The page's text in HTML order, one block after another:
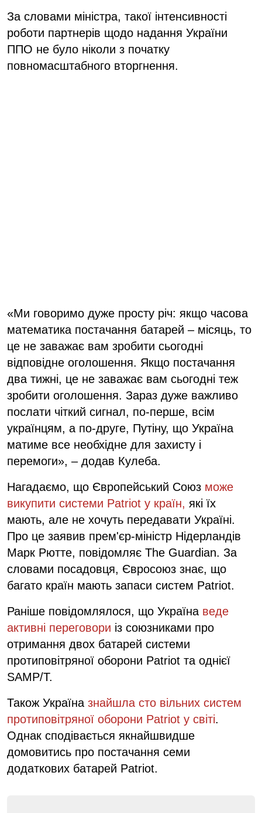
За словами міністра, такої інтенсивності
роботи партнерів щодо надання України
ППО не було ніколи з початку
повномасштабного вторгнення.
«Ми говоримо дуже просту річ: якщо часова
математика постачання батарей – місяць, то
це не заважає вам зробити сьогодні
відповідне оголошення. Якщо постачання
два тижні, це не заважає вам сьогодні теж
зробити оголошення. Зараз дуже важливо
послати чіткий сигнал, по-перше, всім
українцям, а по-друге, Путіну, що Україна
матиме все необхідне для захисту і
перемоги», – додав Кулеба.
Нагадаємо, що Європейський Союз може
викупити системи Patriot у країн, які їх
мають, але не хочуть передавати Україні.
Про це заявив прем'єр-міністр Нідерландів
Марк Рютте, повідомляє The Guardian. За
словами посадовця, Євросоюз знає, що
багато країн мають запаси систем Patriot.
Раніше повідомлялося, що Україна веде
активні переговори із союзниками про
отримання двох батарей системи
протиповітряної оборони Patriot та однієї
SAMP/T.
Також Україна знайшла сто вільних систем
протиповітряної оборони Patriot у світі.
Однак сподівається якнайшвидше
домовитись про постачання семи
додаткових батарей Patriot.